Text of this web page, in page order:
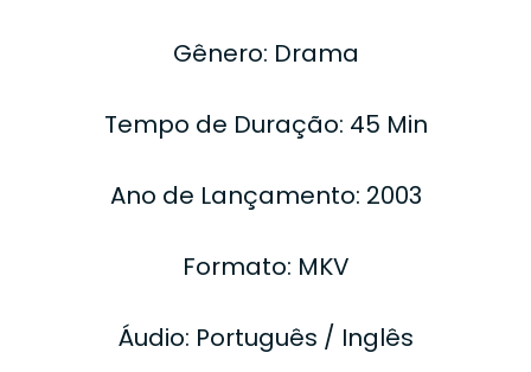
Gênero: Drama
Tempo de Duração: 45 Min
Ano de Lançamento: 2003
Formato: MKV
Áudio: Português / Inglês